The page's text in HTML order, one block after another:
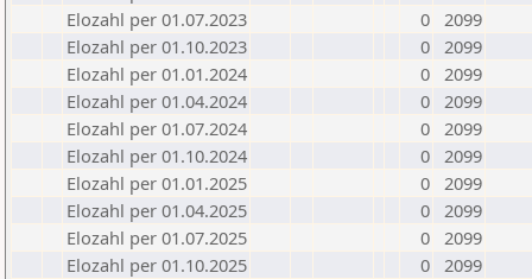
Elozahl per 01.07.2023
0 2099
Elozahl per 01.10.2023
0 2099
Elozahl per 01.01.2024
0 2099
Elozahl per 01.04.2024
0 2099
Elozahl per 01.07.2024
0 2099
Elozahl per 01.10.2024
0 2099
Elozahl per 01.01.2025
0 2099
Elozahl per 01.04.2025
0 2099
Elozahl per 01.07.2025
0 2099
Elozahl per 01.10.2025
0 2099